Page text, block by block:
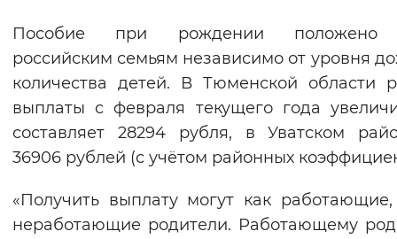
Воспроизвести Остановить
Вернуть стандартные настройки
Пособие при рождении положено
российским семьям независимо от уровня
количества детей. В Тюменской области
выплаты с февраля текущего года
составляет 28294 рубля, в Уватском
36906 рублей (с учётом районных
«Получить выплату могут как
неработающие родители. Работающему